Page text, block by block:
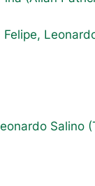
Salino